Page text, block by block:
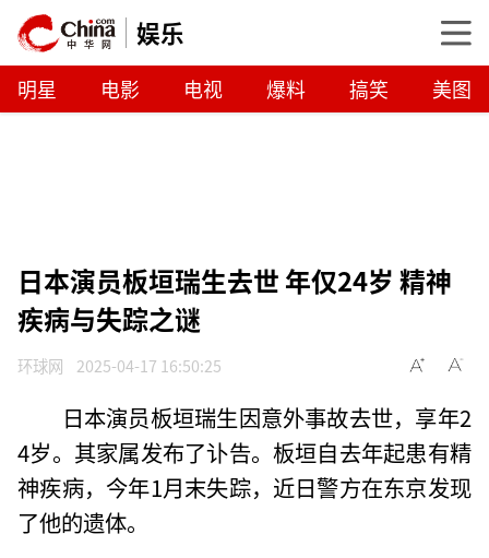
娱乐
明星 电影 电视 爆料 搞笑 美图
日本演员板垣瑞生去世 年仅24岁 精神
疾病与失踪之谜
环球网 2025-04-17 16:50:25
日本演员板垣瑞生因意外事故去世，享年2
4岁。其家属发布了讣告。板垣自去年起患有精
神疾病，今年1月末失踪，近日警方在东京发现
了他的遗体。